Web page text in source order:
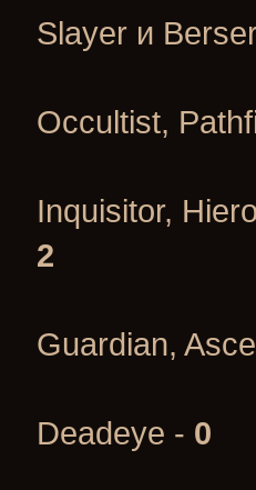
Slayer и
Occultist,
Inquisitor,
2
Guardian,
Deadeye - 0